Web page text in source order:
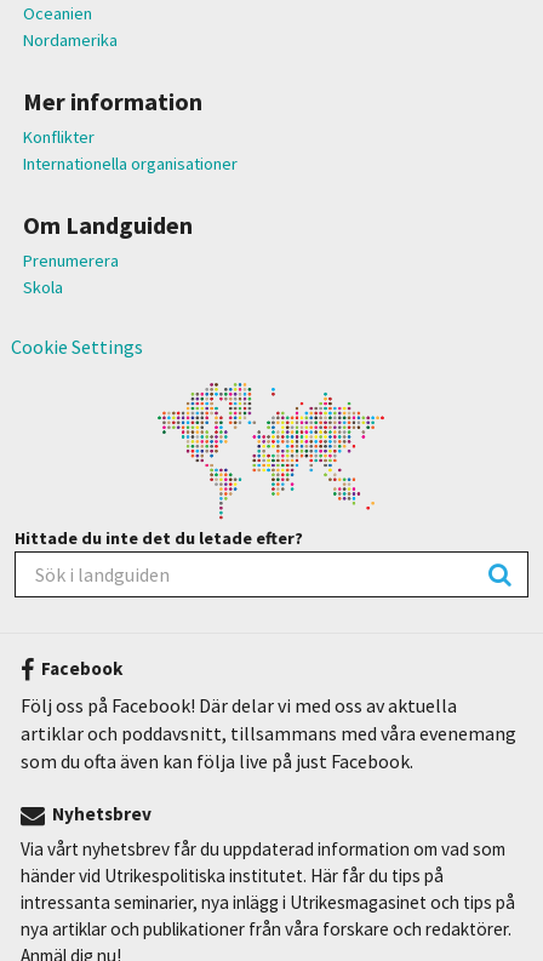
Oceanien
Nordamerika
Mer information
Konflikter
Internationella organisationer
Om Landguiden
Prenumerera
Skola
Cookie Settings
Hittade du inte det du letade efter?
Facebook
Följ oss på Facebook! Där delar vi med oss av aktuella
artiklar och poddavsnitt, tillsammans med våra evenemang
som du ofta även kan följa live på just Facebook.
Nyhetsbrev
Via vårt nyhetsbrev får du uppdaterad information om vad som
händer vid Utrikespolitiska institutet. Här får du tips på
intressanta seminarier, nya inlägg i Utrikesmagasinet och tips på
nya artiklar och publikationer från våra forskare och redaktörer.
Anmäl dig nu!